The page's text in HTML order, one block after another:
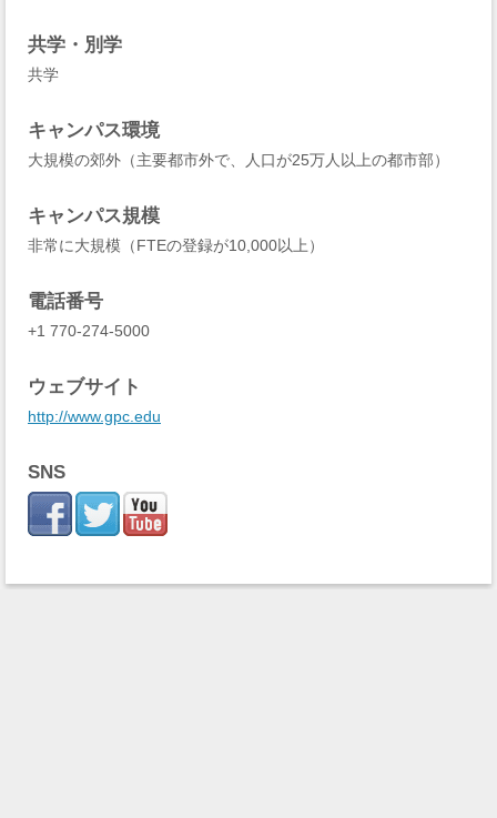
共学・別学
共学
キャンパス環境
大規模の郊外（主要都市外で、人口が25万人以上の都市部）
キャンパス規模
非常に大規模（FTEの登録が10,000以上）
電話番号
+1 770-274-5000
ウェブサイト
http://www.gpc.edu
SNS